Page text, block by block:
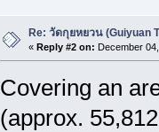
Re: วัดกุยหยวน (Guiyuan
« Reply #2 on: December
Covering an
(approx.